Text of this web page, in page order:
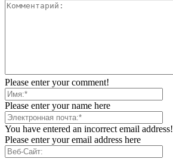
Please enter your comment!
Please enter your name here
You have entered an incorrect email address!
Please enter your email address here